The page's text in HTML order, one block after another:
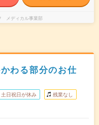
メディカル事業部
わる部分のお仕
土日祝日が休み 残業なし